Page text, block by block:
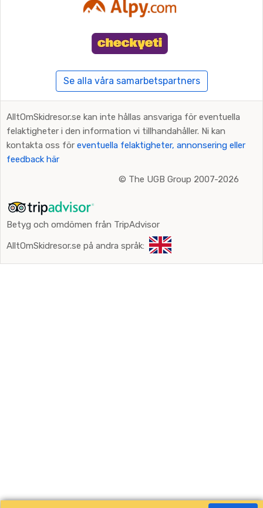
Se alla våra samarbetspartners
AlltOmSkidresor.se kan inte hållas ansvariga för eventuella
felaktigheter i den information vi tillhandahåller. Ni kan
kontakta oss för eventuella felaktigheter, annonsering eller
feedback här
© The UGB Group 2007-2026
Betyg och omdömen från TripAdvisor
AlltOmSkidresor.se på andra språk: